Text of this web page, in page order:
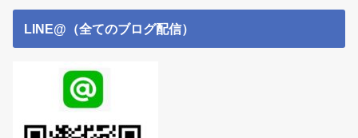
LINE@（全てのブログ配信）